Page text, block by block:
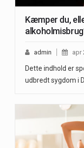
Kæmper du,
admin apr
Dette indhold er
udbredt sygdom i